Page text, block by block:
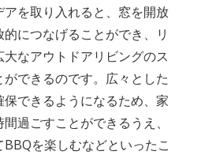
を取り入れると、窓を開放
につなげることができ、リ
なアウトドアリビングのス
できるのです。広々とした
できるようになるため、家
過ごすことができるうえ、
を楽しむなどといったこ